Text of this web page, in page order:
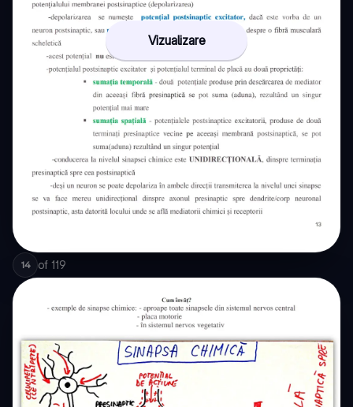
Vizualizare
14 of 119